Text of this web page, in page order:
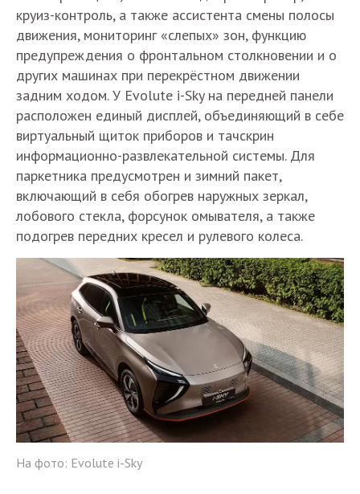
круиз-контроль, а также ассистента смены полосы
движения, мониторинг «слепых» зон, функцию
предупреждения о фронтальном столкновении и о
других машинах при перекрёстном движении
задним ходом. У Evolute i-Sky на передней панели
расположен единый дисплей, объединяющий в себе
виртуальный щиток приборов и тачскрин
информационно-развлекательной системы. Для
паркетника предусмотрен и зимний пакет,
включающий в себя обогрев наружных зеркал,
лобового стекла, форсунок омывателя, а также
подогрев передних кресел и рулевого колеса.
На фото: Evolute i-Sky